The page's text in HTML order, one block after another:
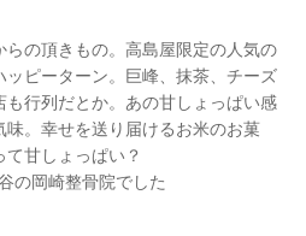
らの頂きもの。高島屋限定の人気の
ッピーターン。巨峰、抹茶、チーズ
も行列だとか。あの甘しょっぱい感
味。幸せを送り届けるお米のお菓
て甘しょっぱい？
の岡崎整骨院でした